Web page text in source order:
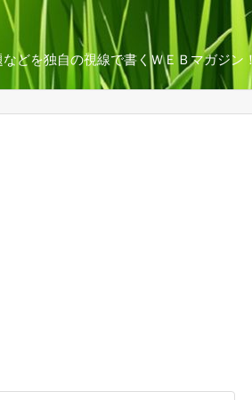
どを独自の視線で書くＷＥＢマガジン